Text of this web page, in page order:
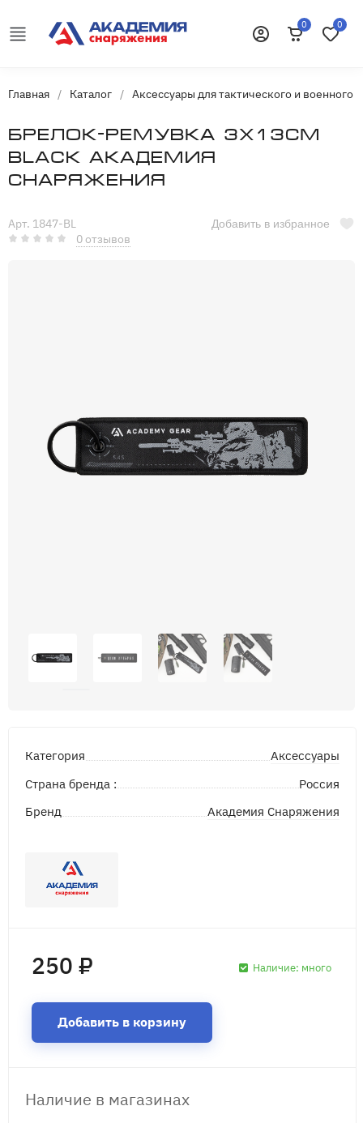
0 0
Главная / Каталог / Аксессуары для тактического и военного
Брелок-ремувка 3х13см
Black Академия
Снаряжения
Арт. 1847-BL
0 отзывов
Добавить в избранное
Категория
Аксессуары
Страна бренда :
Россия
Бренд
Академия Снаряжения
250 ₽ Наличие: много
Добавить в корзину
Наличие в магазинах